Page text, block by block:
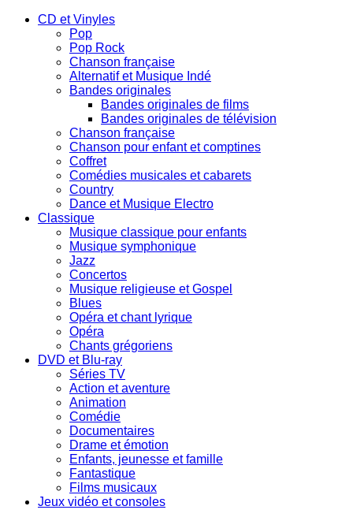
CD et Vinyles
Pop
Pop Rock
Chanson française
Alternatif et Musique Indé
Bandes originales
Bandes originales de films
Bandes originales de télévision
Chanson française
Chanson pour enfant et comptines
Coffret
Comédies musicales et cabarets
Country
Dance et Musique Electro
Classique
Musique classique pour enfants
Musique symphonique
Jazz
Concertos
Musique religieuse et Gospel
Blues
Opéra et chant lyrique
Opéra
Chants grégoriens
DVD et Blu-ray
Séries TV
Action et aventure
Animation
Comédie
Documentaires
Drame et émotion
Enfants, jeunesse et famille
Fantastique
Films musicaux
Jeux vidéo et consoles